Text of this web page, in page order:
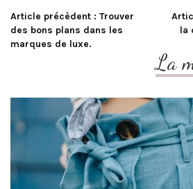
Navigation
de
Article précèdent : Trouver
des bons plans dans les
marques de luxe.
la
La